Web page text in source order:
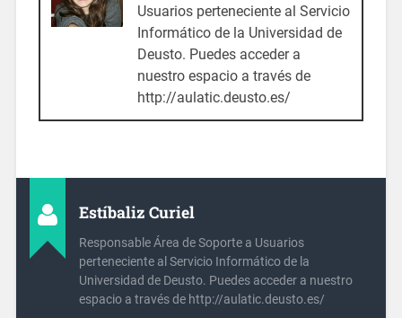
Usuarios perteneciente al Servicio
Informático de la Universidad de
Deusto. Puedes acceder a
nuestro espacio a través de
http://aulatic.deusto.es/
Estíbaliz Curiel
Responsable Área de Soporte a Usuarios
perteneciente al Servicio Informático de la
Universidad de Deusto. Puedes acceder a nuestro
espacio a través de http://aulatic.deusto.es/